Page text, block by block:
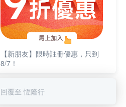
【新朋友】限時註冊優惠，只到
8/7！
回覆至 恆隆行